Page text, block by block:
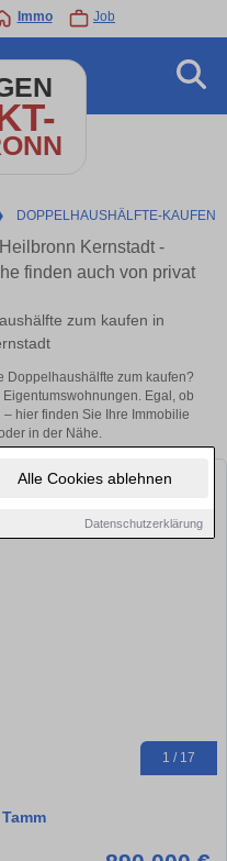
Alle Cookies ablehnen
Datenschutzerklärung
Immo Job
DOPPELHAUSHÄLFTE-KAUFEN
Kernstadt -
finden auch von privat
zum kaufen in
Doppelhaushälfte zum kaufen?
Egal, ob
hier finden Sie Ihre Immobilie
in der Nähe.
1 / 17